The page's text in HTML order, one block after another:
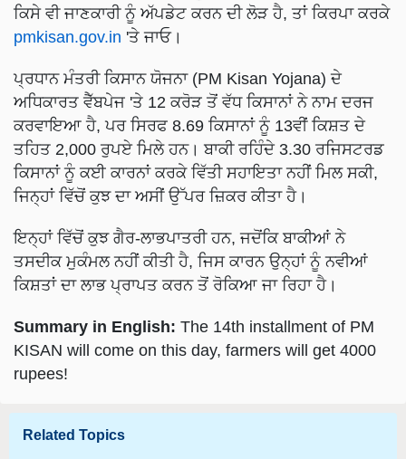
ਕਿਸੇ ਵੀ ਜਾਣਕਾਰੀ ਨੂੰ ਅੱਪਡੇਟ ਕਰਨ ਦੀ ਲੋੜ ਹੈ, ਤਾਂ ਕਿਰਪਾ ਕਰਕੇ
pmkisan.gov.in 'ਤੇ ਜਾਓ।
ਪ੍ਰਧਾਨ ਮੰਤਰੀ ਕਿਸਾਨ ਯੋਜਨਾ (PM Kisan Yojana) ਦੇ
ਅਧਿਕਾਰਤ ਵੈੱਬਪੇਜ 'ਤੇ 12 ਕਰੋੜ ਤੋਂ ਵੱਧ ਕਿਸਾਨਾਂ ਨੇ ਨਾਮ ਦਰਜ
ਕਰਵਾਇਆ ਹੈ, ਪਰ ਸਿਰਫ 8.69 ਕਿਸਾਨਾਂ ਨੂੰ 13ਵੀਂ ਕਿਸ਼ਤ ਦੇ
ਤਹਿਤ 2,000 ਰੁਪਏ ਮਿਲੇ ਹਨ। ਬਾਕੀ ਰਹਿੰਦੇ 3.30 ਰਜਿਸਟਰਡ
ਕਿਸਾਨਾਂ ਨੂੰ ਕਈ ਕਾਰਨਾਂ ਕਰਕੇ ਵਿੱਤੀ ਸਹਾਇਤਾ ਨਹੀਂ ਮਿਲ ਸਕੀ,
ਜਿਨ੍ਹਾਂ ਵਿੱਚੋਂ ਕੁਝ ਦਾ ਅਸੀਂ ਉੱਪਰ ਜ਼ਿਕਰ ਕੀਤਾ ਹੈ।
ਇਨ੍ਹਾਂ ਵਿੱਚੋਂ ਕੁਝ ਗੈਰ-ਲਾਭਪਾਤਰੀ ਹਨ, ਜਦੋਂਕਿ ਬਾਕੀਆਂ ਨੇ
ਤਸਦੀਕ ਮੁਕੰਮਲ ਨਹੀਂ ਕੀਤੀ ਹੈ, ਜਿਸ ਕਾਰਨ ਉਨ੍ਹਾਂ ਨੂੰ ਨਵੀਆਂ
ਕਿਸ਼ਤਾਂ ਦਾ ਲਾਭ ਪ੍ਰਾਪਤ ਕਰਨ ਤੋਂ ਰੋਕਿਆ ਜਾ ਰਿਹਾ ਹੈ।
Summary in English: The 14th installment of PM
KISAN will come on this day, farmers will get 4000
rupees!
Related Topics